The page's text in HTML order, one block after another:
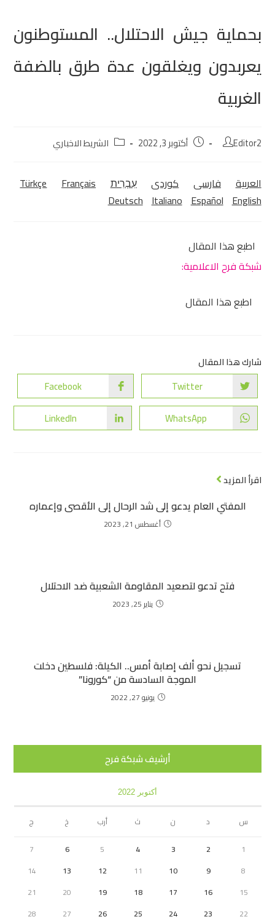
بحماية جيش الاحتلال.. المستوطنون
يعربدون ويغلقون عدة طرق بالضفة
الغربية
Editor2 أكتوبر 3, 2022 الشريط الاخباري
العربية فارسی كوردی‎ עִבְרִית Türkçe
Français
Deutsch Italiano Español English
اطبع هذا المقال
شبكة فرح الاعلامية:
اطبع هذا المقال
شارك هذا المقال
Twitter
Facebook
WhatsApp
LinkedIn
اقرأ المزيد
المفتي العام يدعو إلى شد الرحال إلى الأقصى وإعماره
أغسطس 21, 2023
فتح تدعو لتصعيد المقاومة الشعبية ضد الاحتلال
يناير 25, 2023
تسجيل نحو ألف إصابة أمس.. الكيلة: فلسطين دخلت
الموجة السادسة من “كورونا”
يونيو 27, 2022
أرشيف شبكة فرح
أكتوبر 2022
س د ن ث أرب خ
ج
1
2
3
4
5
6
7
8
9
10
11
12
13
14
15
16
17
18
19
20
21
22
23
24
25
26
27
28